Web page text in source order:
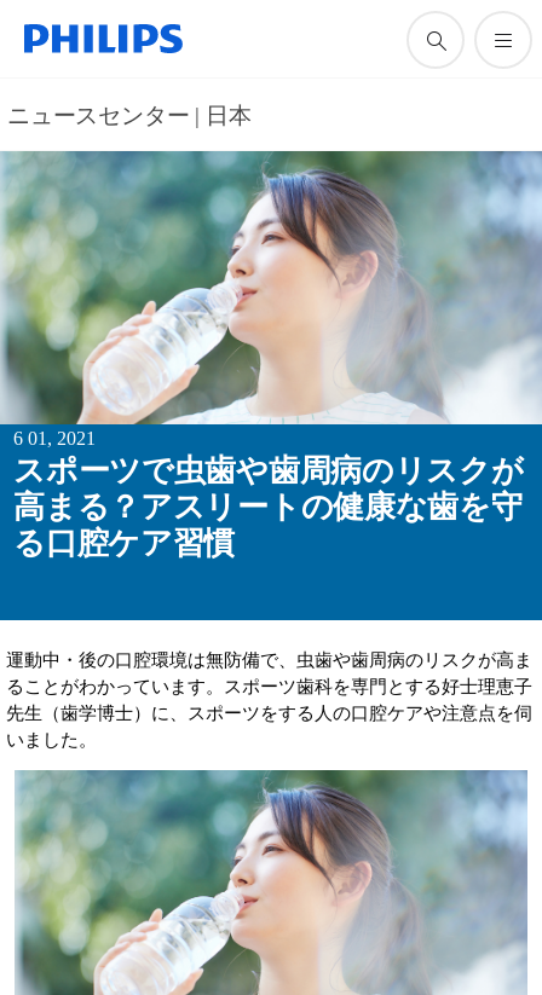
ニュースセンター | 日本
6 01, 2021
スポーツで虫歯や歯周病のリスクが
高まる？アスリートの健康な歯を守
る口腔ケア習慣
運動中・後の口腔環境は無防備で、虫歯や歯周病のリスクが高ま
ることがわかっています。スポーツ歯科を専門とする好士理恵子
先生（歯学博士）に、スポーツをする人の口腔ケアや注意点を伺
いました。